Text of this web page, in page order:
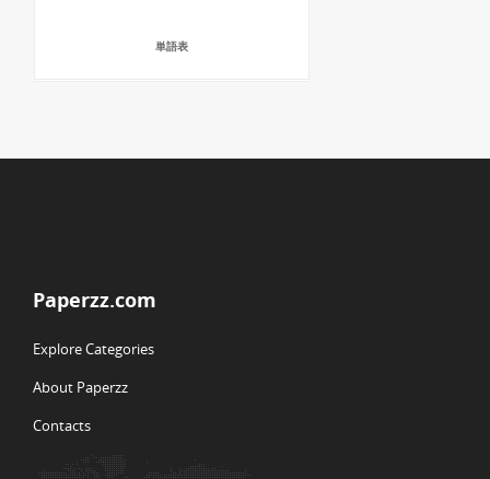
単語表
Paperzz.com
Explore Categories
About Paperzz
Contacts